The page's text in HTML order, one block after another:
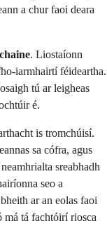
a chur faoi deara
. Liostaíonn
iarmhairtí féideartha.
tú ar leigheas
é.
is tromchúisí.
sa cófra, agus
sreabhadh
seo a
ar an eolas faoi
má tá fachtóirí riosca